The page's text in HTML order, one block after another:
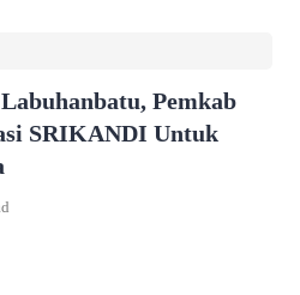
Pemkab
SRIKANDI Untuk